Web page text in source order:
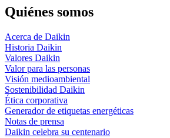
Quiénes somos
Acerca de Daikin
Historia Daikin
Valores Daikin
Valor para las personas
Visión medioambiental
Sostenibilidad Daikin
Ética corporativa
Generador de etiquetas energéticas
Notas de prensa
Daikin celebra su centenario